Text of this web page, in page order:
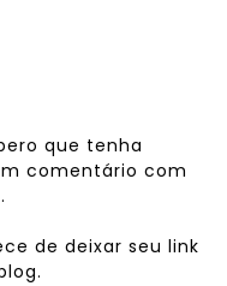
que tenha
comentário com
de deixar seu link